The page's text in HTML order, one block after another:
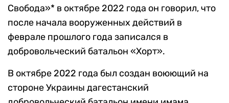
Свобода»* в октябре 2022 года он говорил, что
после начала вооруженных действий в
феврале прошлого года записался в
добровольческий батальон «Хорт».
В октябре 2022 года был создан воюющий на
стороне Украины дагестанский